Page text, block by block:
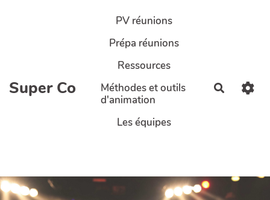
Aller au contenu principal
Super Co
PV réunions
Prépa réunions
Ressources
Méthodes et outils
d'animation
Les équipes